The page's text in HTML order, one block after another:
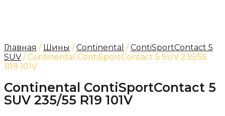
Главная / Шины /Continental /ContiSportContact 5
SUV / Continental ContiSportContact 5 SUV 235/55
R19 101V
Continental ContiSportContact 5
SUV 235/55 R19 101V